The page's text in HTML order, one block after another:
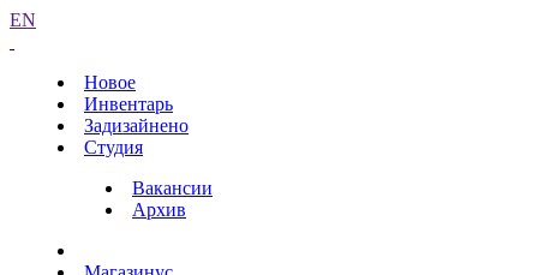
EN
Новое
Инвентарь
Задизайнено
Студия
Вакансии
Архив